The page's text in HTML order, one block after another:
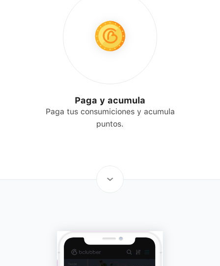
Paga y acumula
Paga tus consumiciones y acumula
puntos.